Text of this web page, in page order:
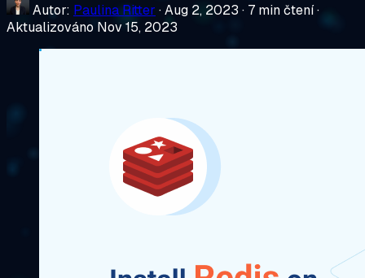
Autor: Paulina Ritter ·Aug 2, 2023 · 7 min čtení·
Aktualizováno Nov 15, 2023